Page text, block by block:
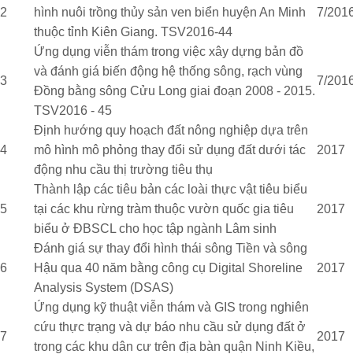
2
hình nuôi trồng thủy sản ven biển huyện An Minh
thuộc tỉnh Kiên Giang. TSV2016-44
7/
3
Ứng dụng viễn thám trong việc xây dựng bản đồ
và đánh giá biến động hệ thống sông, rạch vùng
Đồng bằng sông Cửu Long giai đoạn 2008 - 2015.
TSV2016 - 45
7/
4
Định hướng quy hoạch đất nông nghiệp dựa trên
mô hình mô phỏng thay đổi sử dụng đất dưới tác
động nhu cầu thị trường tiêu thụ
2017
5
Thành lập các tiêu bản các loài thực vật tiêu biểu
tại các khu rừng tràm thuộc vườn quốc gia tiêu
biểu ở ĐBSCL cho học tập ngành Lâm sinh
2017
6
Đánh giá sự thay đổi hình thái sông Tiền và sông
Hậu qua 40 năm bằng công cụ Digital Shoreline
Analysis System (DSAS)
2017
7
Ứng dụng kỹ thuật viễn thám và GIS trong nghiên
cứu thực trạng và dự báo nhu cầu sử dụng đất ở
trong các khu dân cư trên địa bàn quận Ninh Kiều,
2017